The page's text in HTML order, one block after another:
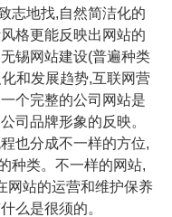
志地找,自然简洁化的
格更能反映出网站的
锡网站建设(普遍种类
和发展趋势,互联网营
个完整的公司网站是
司品牌形象的反映。
也分成不一样的方位,
种类。不一样的网站,
网站的运营和维护保养
么是很须的。